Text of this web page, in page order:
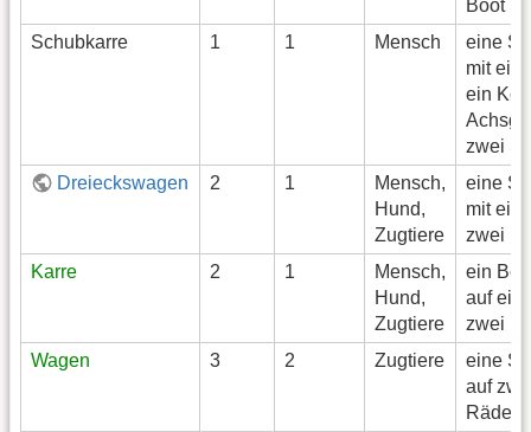
Boot
Schubkarre
1 1 Mensch
eine
mit
ein
zwei
Dreieckswagen
2 1
Mensch,
Hund,
Zugtiere
eine
mit
zwei
Karre
2 1
Mensch,
Hund,
Zugtiere
ein
auf
zwei
Wagen
3 2 Zugtiere
eine
auf
Rädern